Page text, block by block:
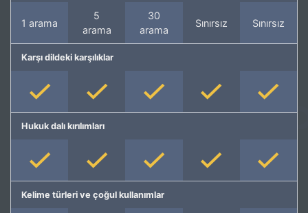
1 arama
5
arama
30
arama
Sınırsız Sınırsız
Karşı dildeki karşılıklar
Hukuk dalı kırılımları
Kelime türleri ve çoğul kullanımlar